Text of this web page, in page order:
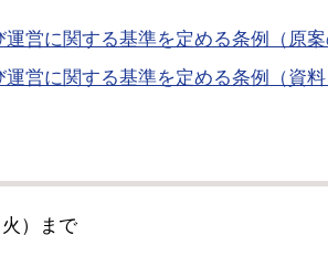
営に関する基準を定める条例（原
営に関する基準を定める条例（資
）まで